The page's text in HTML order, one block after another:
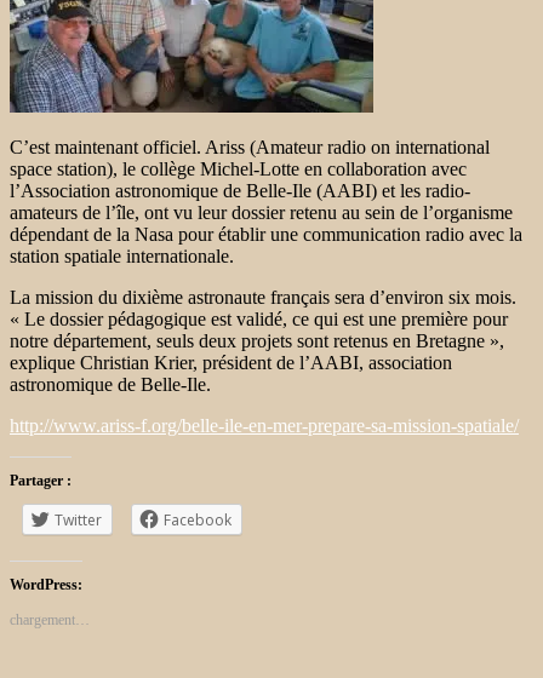
C’est maintenant officiel. Ariss (Amateur radio on international
space station), le collège Michel-Lotte en collaboration avec
l’Association astronomique de Belle-Ile (AABI) et les radio-
amateurs de l’île, ont vu leur dossier retenu au sein de l’organisme
dépendant de la Nasa pour établir une communication radio avec la
station spatiale internationale.
La mission du dixième astronaute français sera d’environ six mois.
« Le dossier pédagogique est validé, ce qui est une première pour
notre département, seuls deux projets sont retenus en Bretagne »,
explique Christian Krier, président de l’AABI, association
astronomique de Belle-Ile.
http://www.ariss-f.org/belle-ile-en-mer-prepare-sa-mission-spatiale/
Partager :
Twitter Facebook
WordPress:
chargement…